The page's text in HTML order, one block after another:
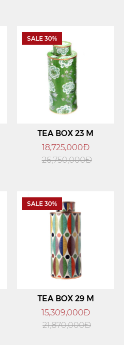
SALE 30%
TEA BOX 23 M
18,725,000Đ
26,750,000Đ
SALE 30%
TEA BOX 29 M
15,309,000Đ
21,870,000Đ